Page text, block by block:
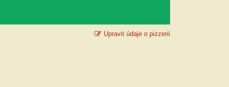
Upravit údaje o pizzerii